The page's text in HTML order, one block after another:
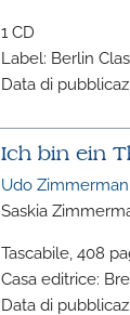
1 CD
Label: Berlin
Data di
Ich bin ein
Udo
Saskia
Tascabile, 408
Casa editrice:
Data di